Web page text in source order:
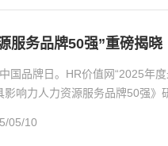
服务品牌50强”重磅揭晓
国品牌日。HR价值网“2025年
响力人力资源服务品牌50强》
05/10